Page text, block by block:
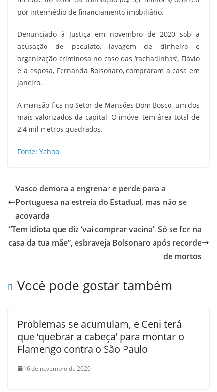
por intermédio de financiamento imobiliário.
Denunciado à Justiça em novembro de 2020 sob a
acusação de peculato, lavagem de dinheiro e
organização criminosa no caso das ‘rachadinhas’, Flávio
e a esposa, Fernanda Bolsonaro, compraram a casa em
janeiro.
A mansão fica no Setor de Mansões Dom Bosco, um dos
mais valorizados da capital. O imóvel tem área total de
2,4 mil metros quadrados.
Fonte: Yahoo
Vasco demora a engrenar e perde para a
Portuguesa na estreia do Estadual, mas não se
acovarda
“Tem idiota que diz ‘vai comprar vacina’. Só se for na
casa da tua mãe”, esbraveja Bolsonaro após recorde
de mortos
Você pode gostar também
Problemas se acumulam, e Ceni terá
que ‘quebrar a cabeça’ para montar o
Flamengo contra o São Paulo
16 de novembro de 2020